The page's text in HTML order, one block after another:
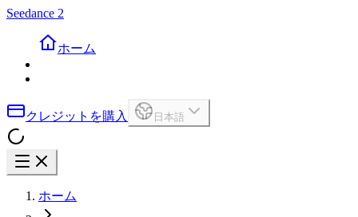
Seedance 2
ホーム
クレジットを購入 日本語
ホーム